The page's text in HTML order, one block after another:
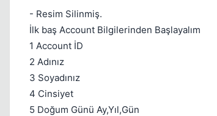
- Resim Silinmiş.
İlk baş Account Bilgilerinden Başlayalım
1 Account İD
2 Adınız
3 Soyadınız
4 Cinsiyet
5 Doğum Günü Ay,Yıl,Gün